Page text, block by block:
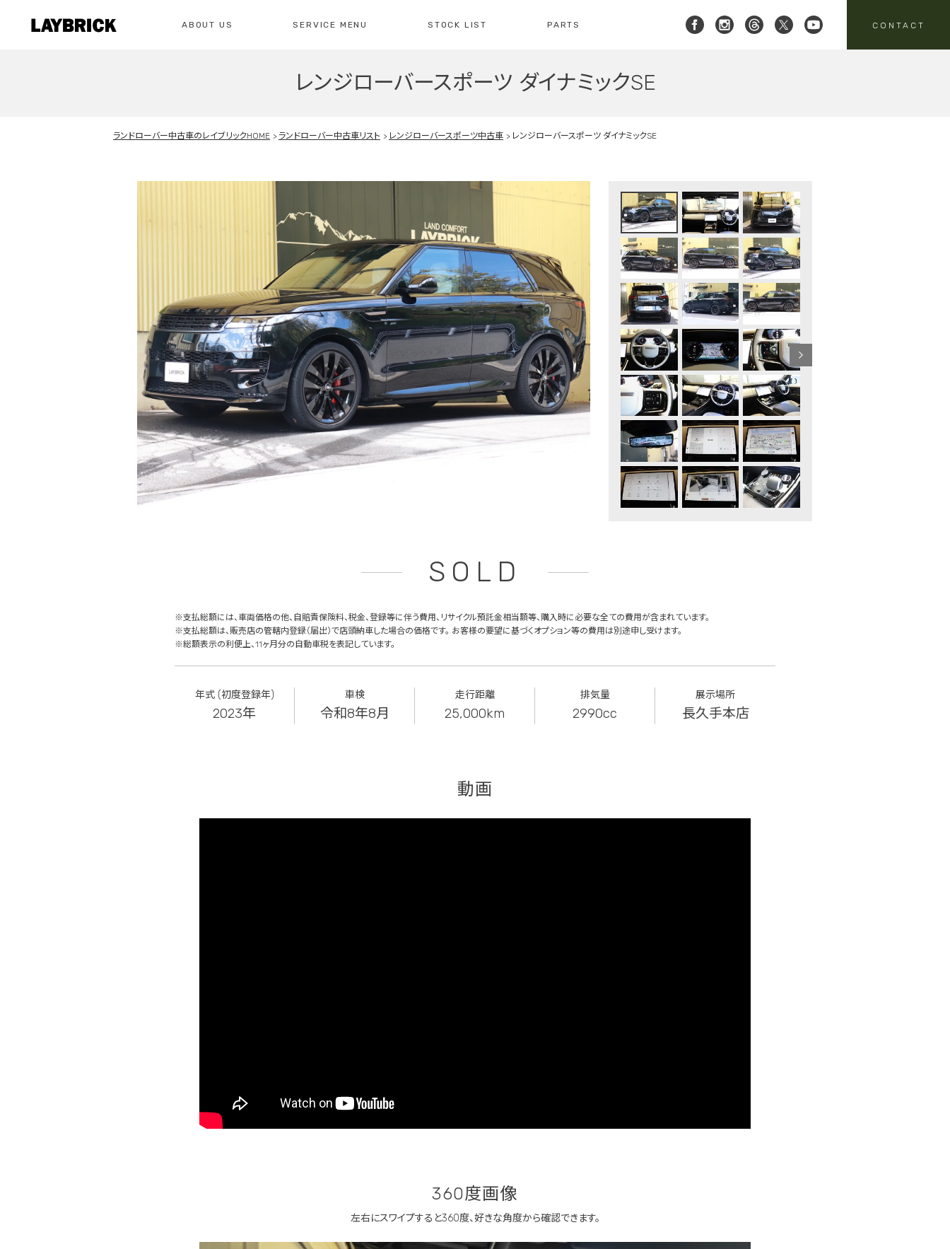
ABOUT US SERVICE MENU STOCK LIST PARTS CONTACT
[ レイブリック長久手本店 ] [ レイブリック三郷店 ]
お問い合わせ
お問い合わせ
レンジローバースポーツ ダイナミックSE
ランドローバー中古車のレイブリックHOME ランドローバー中古車リスト レンジローバースポーツ中古車 レンジローバースポーツ ダイナミックSE
SOLD
※支払総額には、車両価格の他、自賠責保険料、税金、登録等に伴う費用、リサイクル預託金相当額等、購入時に必要な全ての費用が含まれています。
※支払総額は、販売店の管轄内登録（届出）で店頭納車した場合の価格です。 お客様の要望に基づくオプション等の費用は別途申し受けます。
※総額表示の利便上、11ヶ月分の自動車税を表記しています。
年式 (初度登録年)
2023年
車検
令和8年8月
走行距離
25,000km
排気量
2990cc
展示場所
長久手本店
動画
360度画像
左右にスワイプすると360度、好きな角度から確認できます。